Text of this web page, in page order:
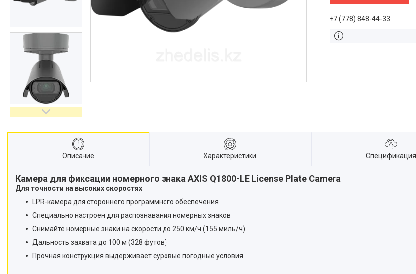
+7 (778) 848-44-33
Описание Характеристики Спецификация
Камера для фиксации номерного знака AXIS Q1800-LE License Plate Camera
Для точности на высоких скоростях
LPR-камера для стороннего программного обеспечения
Специально настроен для распознавания номерных знаков
Снимайте номерные знаки на скорости до 250 км/ч (155 миль/ч)
Дальность захвата до 100 м (328 футов)
Прочная конструкция выдерживает суровые погодные условия